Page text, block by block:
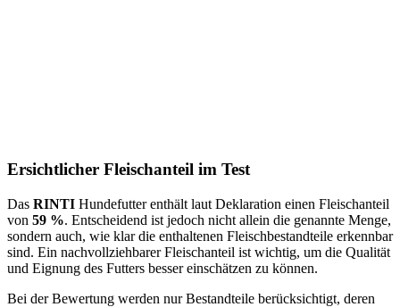
Ersichtlicher Fleischanteil im Test
Das RINTI Hundefutter enthält laut Deklaration einen Fleischanteil
von 59 %. Entscheidend ist jedoch nicht allein die genannte Menge,
sondern auch, wie klar die enthaltenen Fleischbestandteile erkennbar
sind. Ein nachvollziehbarer Fleischanteil ist wichtig, um die Qualität
und Eignung des Futters besser einschätzen zu können.
Bei der Bewertung werden nur Bestandteile berücksichtigt, deren